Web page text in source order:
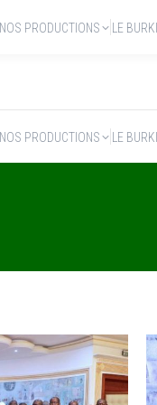
NOS PRODUCTIONS LE
NOS PRODUCTIONS LE